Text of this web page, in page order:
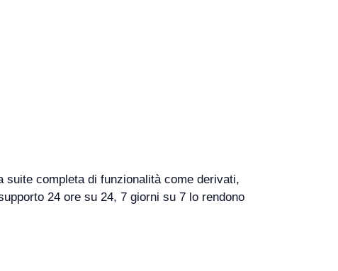
suite completa di funzionalità come derivati,
24 ore su 24, 7 giorni su 7 lo rendono